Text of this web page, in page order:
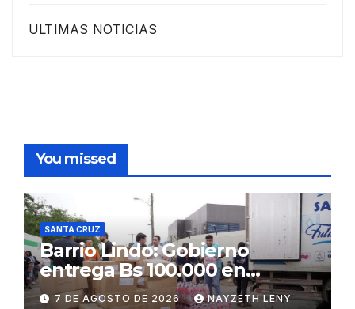
ULTIMAS NOTICIAS
You missed
SANTA CRUZ
Barrio Lindo: Gobierno
entrega Bs 100.000 en
insumos para afectados
7 DE AGOSTO DE 2026 NAYZETH LENY